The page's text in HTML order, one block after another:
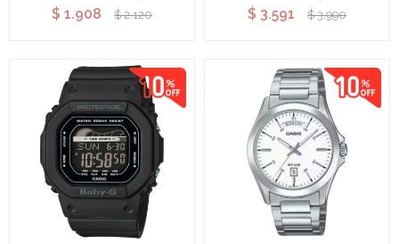
$ 1.908 $ 2.120 $ 3.591 $ 3.990